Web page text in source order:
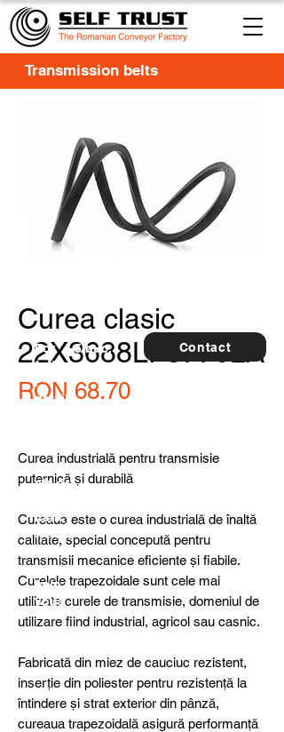
Curea clasic
22X3688LI-3776LA
RON 68.70Price
Curea industrială pentru transmisie
puternică și durabilă
Cureaua este o curea industrială de înaltă
calitate, special concepută pentru
transmisii mecanice eficiente și fiabile.
Curelele trapezoidale sunt cele mai
utilizate curele de transmisie, domeniul de
utilizare fiind industrial, agricol sau casnic.
Fabricată din miez de cauciuc rezistent,
inserție din poliester pentru rezistență la
întindere și strat exterior din pânză,
cureaua trapezoidală asigură performanță
Transmission belts
Contact
For
furthe
r
detail
produ
cts or
ltancy
we are
here
to
help
you!
5 buc.